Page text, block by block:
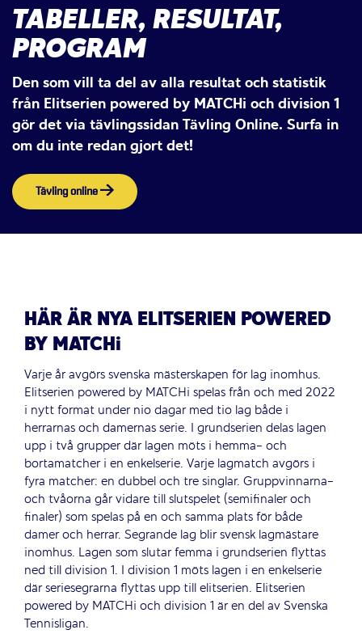
TABELLER, RESULTAT,
PROGRAM
Den som vill ta del av alla resultat och statistik
från Elitserien powered by MATCHi och division 1
gör det via tävlingssidan Tävling Online. Surfa in
om du inte redan gjort det!
Tävling online
HÄR ÄR NYA ELITSERIEN POWERED
BY MATCHi
Varje år avgörs svenska mästerskapen för lag inomhus.
Elitserien powered by MATCHi spelas från och med 2022
i nytt format under nio dagar med tio lag både i
herrarnas och damernas serie. I grundserien delas lagen
upp i två grupper där lagen möts i hemma- och
bortamatcher i en enkelserie. Varje lagmatch avgörs i
fyra matcher: en dubbel och tre singlar. Gruppvinnarna-
och tvåorna går vidare till slutspelet (semifinaler och
finaler) som spelas på en och samma plats för både
damer och herrar. Segrande lag blir svensk lagmästare
inomhus. Lagen som slutar femma i grundserien flyttas
ned till division 1. I division 1 möts lagen i en enkelserie
där seriesegrarna flyttas upp till elitserien. Elitserien
powered by MATCHi och division 1 är en del av Svenska
Tennisligan.